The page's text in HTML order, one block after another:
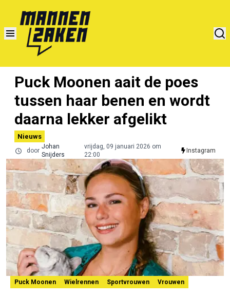
Puck Moonen aait de poes
tussen haar benen en wordt
daarna lekker afgelikt
Nieuws
door
Johan
Snijders
vrijdag, 09 januari 2026 om
22:00
Instagram
Puck Moonen Wielrennen Sportvrouwen Vrouwen